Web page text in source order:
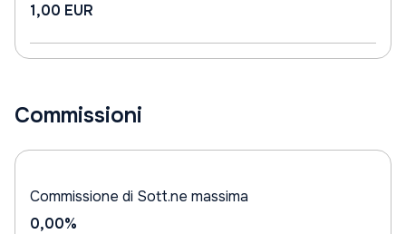
1,00 EUR
Commissioni
Commissione di Sott.ne massima
0,00%